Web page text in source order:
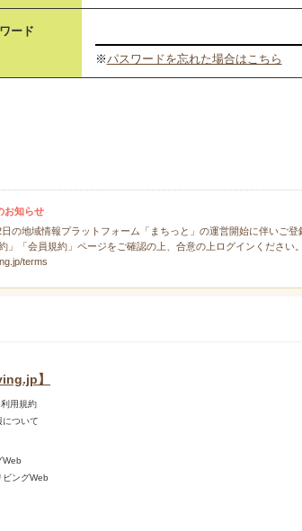
ード
※パスワードを忘れた場合はこちら
お知らせ
の地域情報プラットフォーム「まちっと」の運営開始に伴いご
」「会員規約」ページをご確認の上、合意の上ログインください。
terms
】
用規約
について
Web
ビングWeb